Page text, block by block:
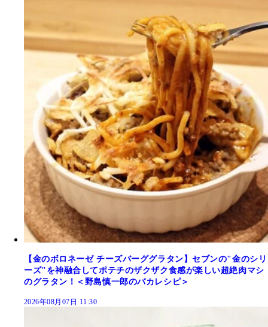
【金のボロネーゼ チーズバーググラタン】セブンの"金のシリ
ーズ"を神融合してポテチのザクザク食感が楽しい超絶肉マシ
のグラタン！＜野島慎一郎のバカレシピ＞
2026年08月07日 11:30